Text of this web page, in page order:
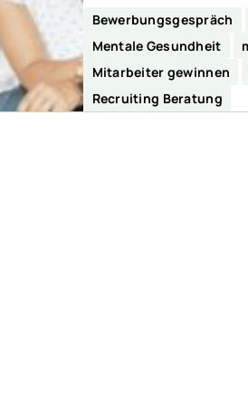
Bewerbungsgespräch
Mentale Gesundheit
Mitarbeiter gewinnen
Recruiting Beratung